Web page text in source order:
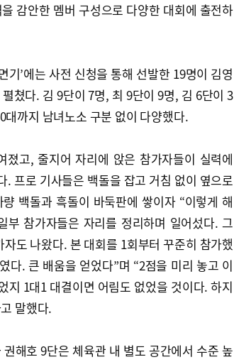
감안한 멤버 구성으로 다양한 대회에 출전하
기’에는 사전 신청을 통해 선발한 19명이 김영
쳤다. 김 9단이 7명, 최 9단이 9명, 김 6단이 3
까지 남녀노소 구분 없이 다양했다.
고, 줄지어 자리에 앉은 참가자들이 실력에
. 프로 기사들은 백돌을 잡고 거침 없이 옆으로
백돌과 흑돌이 바둑판에 쌓이자 “이렇게 해
부 참가자들은 자리를 정리하며 일어섰다. 그
도 나왔다. 본 대회를 1회부터 꾸준히 참가했
다. 큰 배움을 얻었다”며 “2점을 미리 놓고 이
지 1대1 대결이면 어림도 없었을 것이다. 하지
말했다.
해호 9단은 체육관 내 별도 공간에서 수준 높